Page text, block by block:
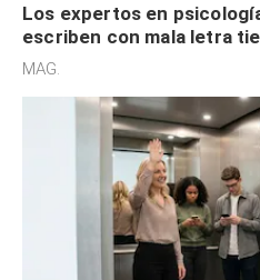
Los expertos en
escriben con mala letra
acelerado y no lo hacen
MAG.